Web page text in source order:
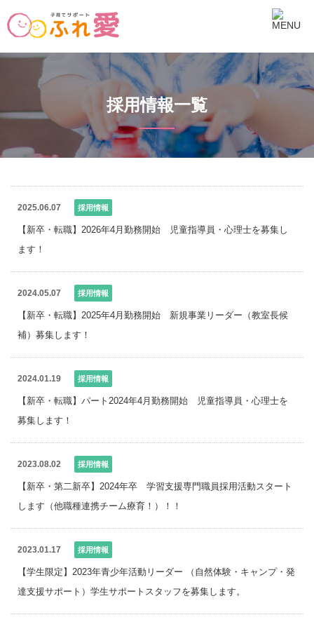
採用情報一覧
2025.06.07 採用情報
【新卒・転職】2026年4月勤務開始　児童指導員・心理士を募集し
ます！
2024.05.07 採用情報
【新卒・転職】2025年4月勤務開始　新規事業リーダー（教室長候
補）募集します！
2024.01.19 採用情報
【新卒・転職】パート2024年4月勤務開始　児童指導員・心理士を
募集します！
2023.08.02 採用情報
【新卒・第二新卒】2024年卒　学習支援専門職員採用活動スタート
します（他職種連携チーム療育！）！！
2023.01.17 採用情報
【学生限定】2023年青少年活動リーダー （自然体験・キャンプ・発
達支援サポート）学生サポートスタッフを募集します。